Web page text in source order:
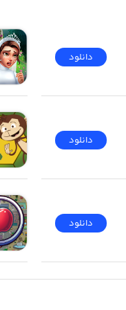
دانلود
دانلود
دانلود